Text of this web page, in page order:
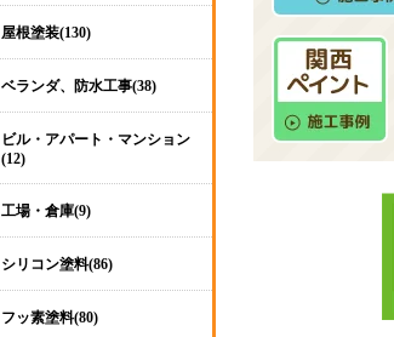
屋根塗装(130)
ベランダ、防水工事(38)
ビル・アパート・マンション
(12)
工場・倉庫(9)
シリコン塗料(86)
フッ素塗料(80)